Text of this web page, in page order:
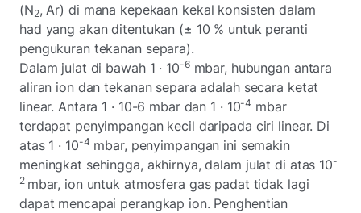
(N2, Ar) di mana kepekaan kekal konsisten dalam
had yang akan ditentukan (± 10 % untuk peranti
pengukuran tekanan separa).
Dalam julat di bawah 1 · 10-6mbar, hubungan antara
aliran ion dan tekanan separa adalah secara ketat
linear. Antara 1 · 10-6 mbar dan 1 · 10-4 mbar
terdapat penyimpangan kecil daripada ciri linear. Di
atas 1 · 10-4 mbar, penyimpangan ini semakin
meningkat sehingga, akhirnya, dalam julat di atas 10-
2 mbar, ion untuk atmosfera gas padat tidak lagi
dapat mencapai perangkap ion. Penghentian